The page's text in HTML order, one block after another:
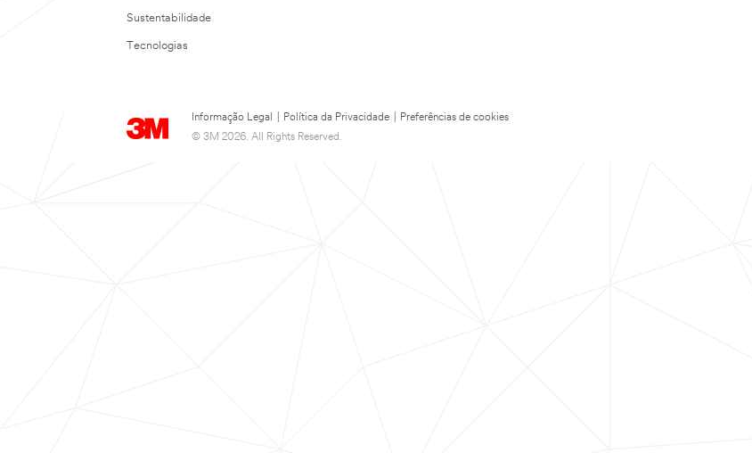
Sustentabilidade
Tecnologias
Informação Legal Política da Privacidade
Preferências de cookies
© 3M 2026. All Rights Reserved.